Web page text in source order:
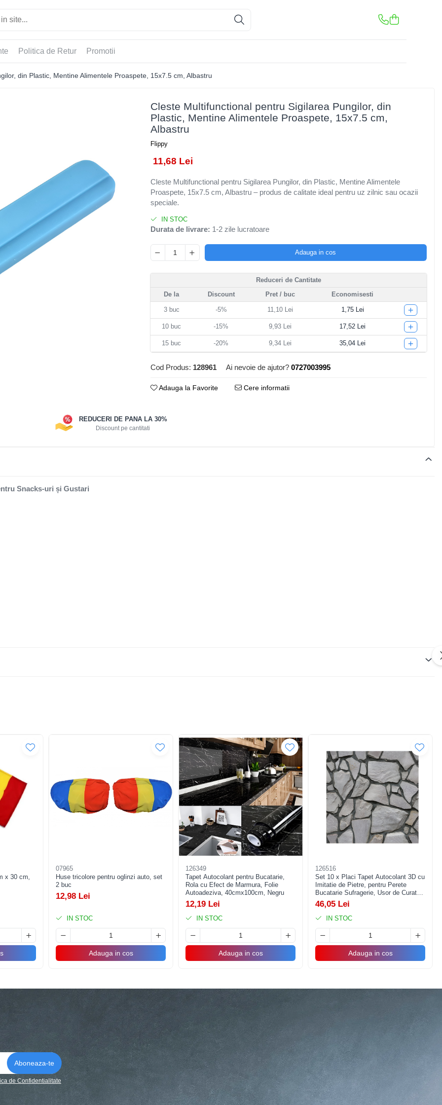
Politica de Retur Promotii
din Plastic, Mentine Alimentele Proaspete, 15x7.5 cm, Albastru
Cleste Multifunctional pentru Sigilarea Pungilor, din
Plastic, Mentine Alimentele Proaspete, 15x7.5 cm,
Albastru
Flippy
11,68 Lei
Cleste Multifunctional pentru Sigilarea Pungilor, din Plastic, Mentine Alimentele
Proaspete, 15x7.5 cm, Albastru – produs de calitate ideal pentru uz zilnic sau ocazii
speciale.
IN STOC
Durata de livrare: 1-2 zile lucratoare
Adauga in cos
Reduceri de Cantitate
De la
Discount Pret / buc Economisesti
3buc -5% 11,10 Lei 1,75 Lei +
10 buc -15% 9,93 Lei 17,52 Lei +
15 buc -20% 9,34 Lei 35,04 Lei +
Cod Produs: 128961 Ai nevoie de ajutor? 0727003995
Adauga la Favorite Cere informatii
REDUCERI DE PANA LA 30%
Discount pe cantitati
Snacks-uri și Gustari
x 30 cm,
07965
Huse tricolore pentru oglinzi auto, set
2 buc
12,98 Lei
IN STOC
Adauga in cos
126349
Tapet Autocolant pentru Bucatarie,
Rola cu Efect de Marmura, Folie
Autoadeziva, 40cmx100cm, Negru
12,19 Lei
IN STOC
Adauga in cos
126516
Set 10 x Placi Tapet Autocolant 3D cu
Imitatie de Pietre, pentru Perete
Bucatarie Sufragerie, Usor de Curatat,
Rezistent la Apa, Autoadeziv, 30x30
cm, Gri
46,05 Lei
IN STOC
Adauga in cos
de Confidentialitate